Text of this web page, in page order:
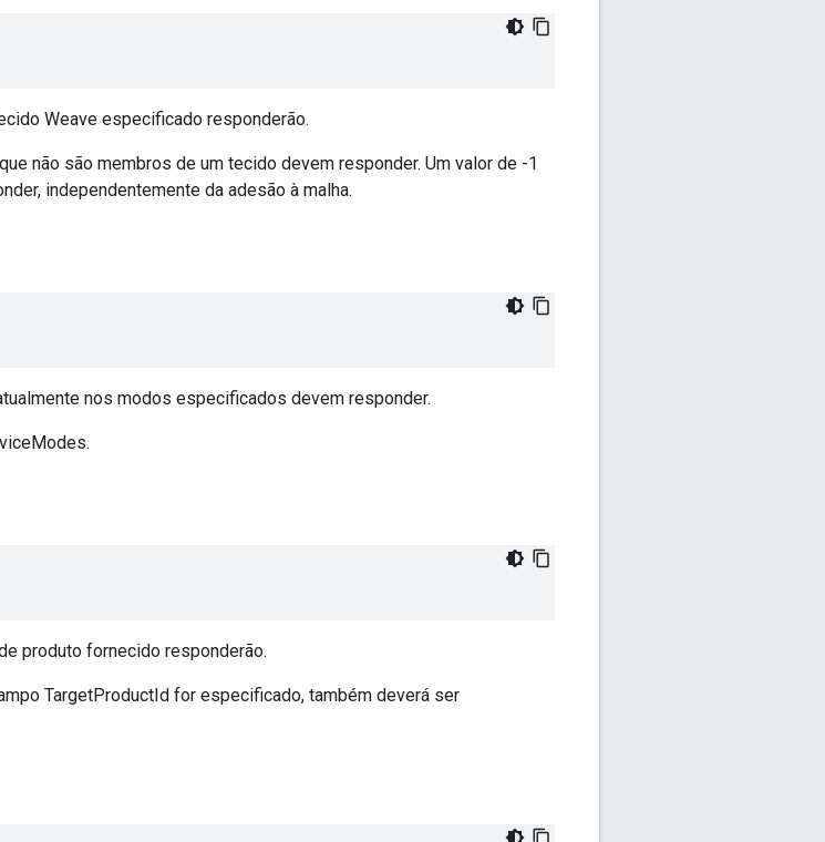
Weave especificado responderão.
não são membros de um tecido devem responder. Um valor de -1
independentemente da adesão à malha.
nos modos especificados devem responder.
produto fornecido responderão.
TargetProductId for especificado, também deverá ser